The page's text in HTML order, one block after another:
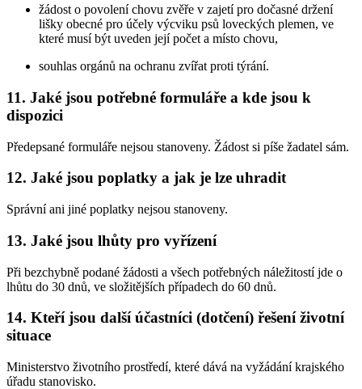
žádost o povolení chovu zvěře v zajetí pro dočasné držení
lišky obecné pro účely výcviku psů loveckých plemen, ve
které musí být uveden její počet a místo chovu,
souhlas orgánů na ochranu zvířat proti týrání.
11. Jaké jsou potřebné formuláře a kde jsou k
dispozici
Předepsané formuláře nejsou stanoveny. Žádost si píše žadatel sám.
12. Jaké jsou poplatky a jak je lze uhradit
Správní ani jiné poplatky nejsou stanoveny.
13. Jaké jsou lhůty pro vyřízení
Při bezchybně podané žádosti a všech potřebných náležitostí jde o
lhůtu do 30 dnů, ve složitějších případech do 60 dnů.
14. Kteří jsou další účastníci (dotčení) řešení životní
situace
Ministerstvo životního prostředí, které dává na vyžádání krajského
úřadu stanovisko.